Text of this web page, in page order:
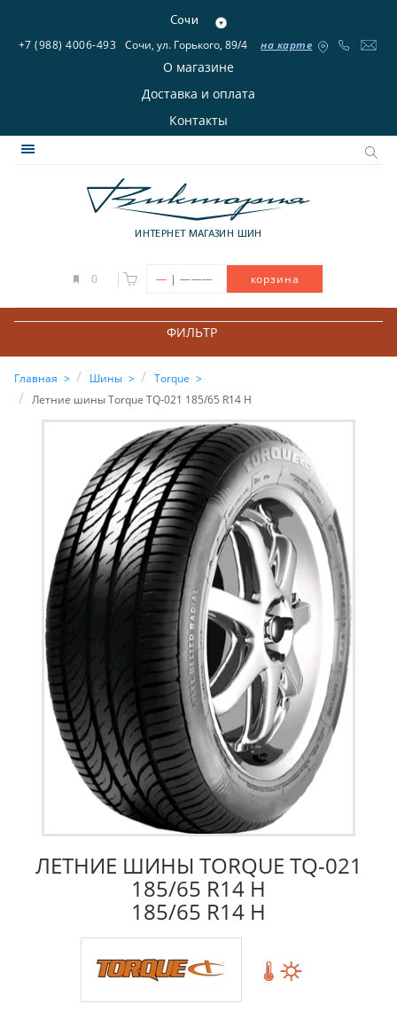
Сочи
+7 (988) 4006-493 Сочи, ул. Горького, 89/4 на карте
О магазине
Доставка и оплата
Контакты
ИНТЕРНЕТ МАГАЗИН ШИН
0 — | ——— корзина
ФИЛЬТР
Главная Шины
Torque
Летние шины Torque TQ-021 185/65 R14 H
ЛЕТНИЕ ШИНЫ TORQUE TQ-021
185/65 R14 H
185/65 R14 H